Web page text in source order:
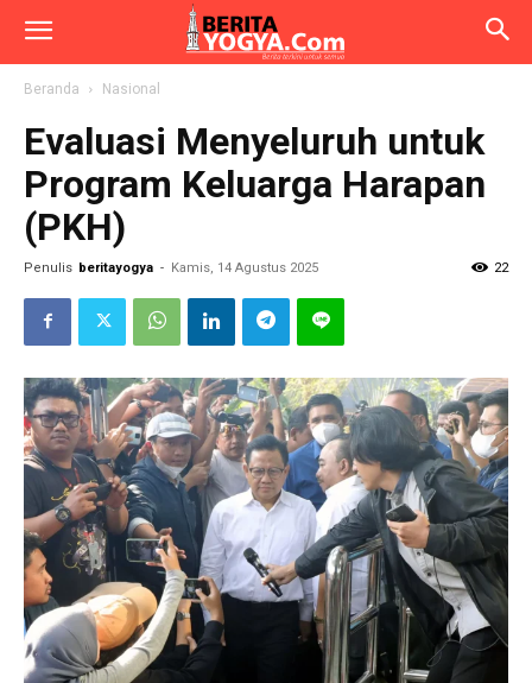
Beranda Nasional
Evaluasi Menyeluruh untuk
Program Keluarga Harapan
(PKH)
Penulis beritayogya - Kamis, 14 Agustus 2025 22